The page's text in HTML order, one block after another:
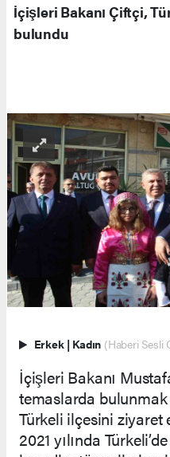
İçişleri Bakanı Çiftçi,
bulundu
Erkek | Kadın (Haberi Sesli
İçişleri Bakanı
temaslarda bulunmak
Türkeli ilçesini ziyaret
2021 yılında